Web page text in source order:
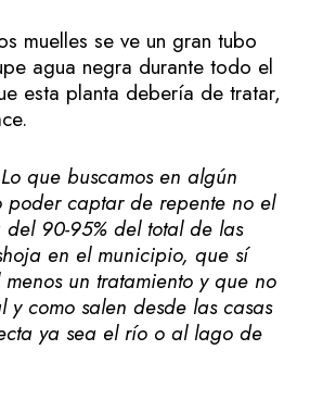
muelles se ve un gran tubo
agua negra durante todo el
esta planta debería de tratar,
Lo que buscamos en algún
poder captar de repente no el
90-95% del total de las
en el municipio, que sí
un tratamiento y que no
y como salen desde las casas
ya sea el río o al lago de